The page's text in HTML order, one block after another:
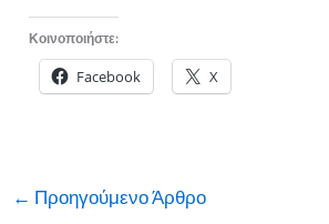
Κοινοποιήστε:
Facebook X
← Προηγούμενο Άρθρο